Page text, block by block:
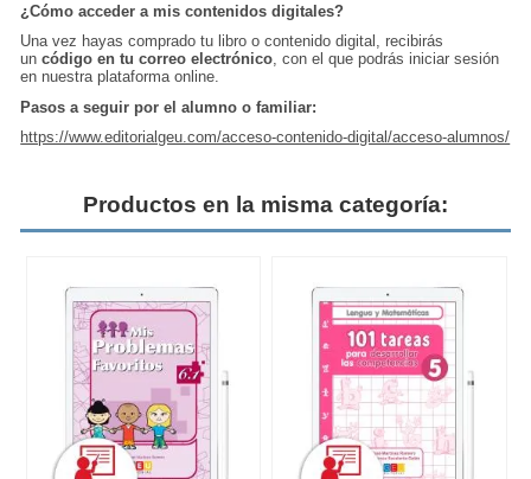
¿Cómo acceder a mis contenidos digitales?
Una vez hayas comprado tu libro o contenido digital, recibirás
uncódigo en tu correo electrónico, con el que podrás iniciar sesión
en nuestra plataforma online.
Pasos a seguir por el alumno o familiar:
https://www.editorialgeu.com/acceso-contenido-digital/acceso-alumnos/
Productos en la misma categoría: